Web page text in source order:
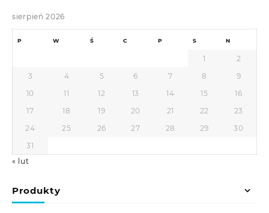
sierpień 2026
P W Ś C P S N
1
2
3
4 5 6 7 8
9
10
11 12 13 14 15
16
17
18 19 20 21 22
23
24
25 26 27 28 29
30
31
« lut
Produkty